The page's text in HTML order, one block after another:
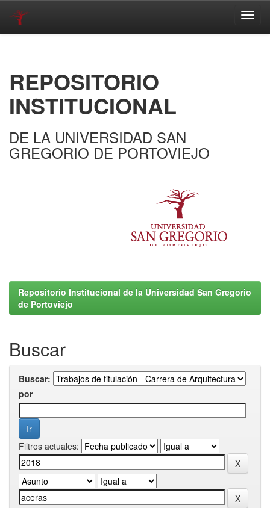
REPOSITORIO
INSTITUCIONAL
DE LA UNIVERSIDAD SAN
GREGORIO DE PORTOVIEJO
Repositorio Institucional de la Universidad San Gregorio
de Portoviejo
Buscar
Buscar:
por
Filtros actuales: